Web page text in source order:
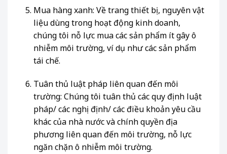
Mua hàng xanh: Về trang thiết bị, nguyên vật
liệu dùng trong hoạt động kinh doanh,
chúng tôi nỗ lực mua các sản phẩm ít gây ô
nhiễm môi trường, ví dụ như các sản phẩm
tái chế.
Tuân thủ luật pháp liên quan đến môi
trường: Chúng tôi tuân thủ các quy định luật
pháp/ các nghị định/ các điều khoản yêu cầu
khác của nhà nước và chính quyền địa
phương liên quan đến môi trường, nỗ lực
ngăn chặn ô nhiễm môi trường.